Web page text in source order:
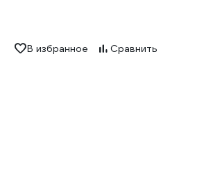
В избранное Сравнить